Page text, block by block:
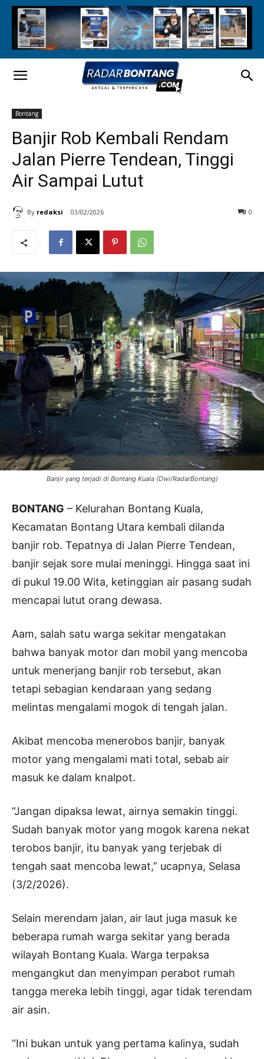
Bontang
Banjir Rob Kembali Rendam
Jalan Pierre Tendean, Tinggi
Air Sampai Lutut
By redaksi 03/02/2026 0
Banjir yang terjadi di Bontang Kuala (Dwi/RadarBontang)
BONTANG – Kelurahan Bontang Kuala,
Kecamatan Bontang Utara kembali dilanda
banjir rob. Tepatnya di Jalan Pierre Tendean,
banjir sejak sore mulai meninggi. Hingga saat ini
di pukul 19.00 Wita, ketinggian air pasang sudah
mencapai lutut orang dewasa.
Aam, salah satu warga sekitar mengatakan
bahwa banyak motor dan mobil yang mencoba
untuk menerjang banjir rob tersebut, akan
tetapi sebagian kendaraan yang sedang
melintas mengalami mogok di tengah jalan.
Akibat mencoba menerobos banjir, banyak
motor yang mengalami mati total, sebab air
masuk ke dalam knalpot.
“Jangan dipaksa lewat, airnya semakin tinggi.
Sudah banyak motor yang mogok karena nekat
terobos banjir, itu banyak yang terjebak di
tengah saat mencoba lewat,” ucapnya, Selasa
(3/2/2026).
Selain merendam jalan, air laut juga masuk ke
beberapa rumah warga sekitar yang berada
wilayah Bontang Kuala. Warga terpaksa
mengangkut dan menyimpan perabot rumah
tangga mereka lebih tinggi, agar tidak terendam
air asin.
“Ini bukan untuk yang pertama kalinya, sudah